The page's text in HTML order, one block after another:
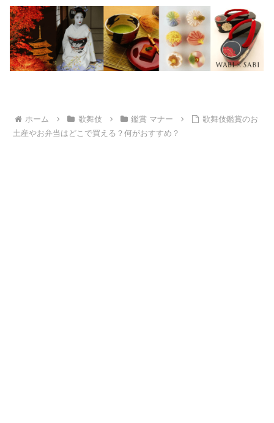
ホーム 歌舞伎 鑑賞 マナー
歌舞伎鑑賞のお
土産やお弁当はどこで買える？何がおすすめ？